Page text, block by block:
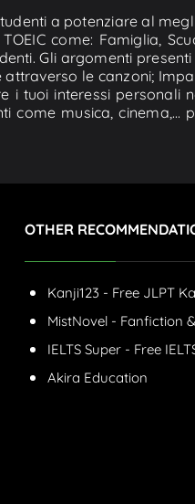
a potenziare al
come: Famiglia,
Gli argomenti
le canzoni;
i tuoi interessi personali
musica, cinema,...
OTHER
Kanji123 - Free JLPT
MistNovel - Fanfiction
IELTS Super - Free
Akira Education